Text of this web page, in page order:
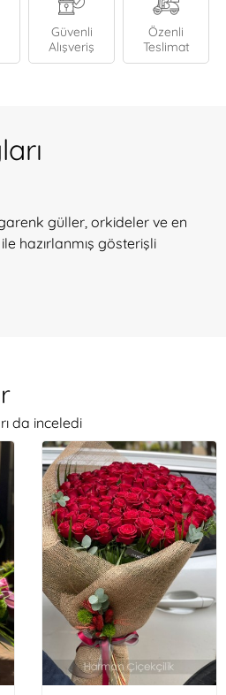
Güvenli
Alışveriş
Özenli
Teslimat
güller, orkideler ve en
hazırlanmış gösterişli
da inceledi